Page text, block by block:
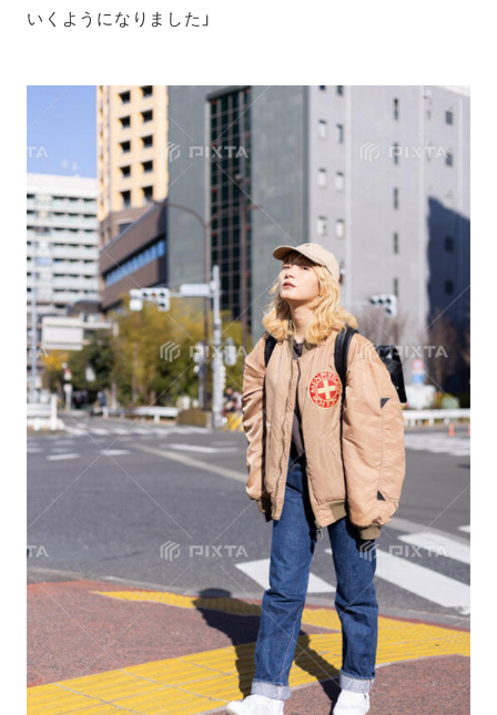
いくようになりました」